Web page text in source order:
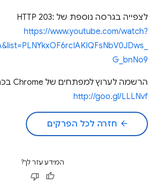
לצפייה בגרסה נוספת של HTTP 203:
https://www.youtube.com/watch?
G_bnNo9
הרשמה לערוץ למפתחים של Chrome בכתובת
http://goo.gl/LLLNvf
arrow_back חזרה לכל הפרקים
המידע עזר לך?